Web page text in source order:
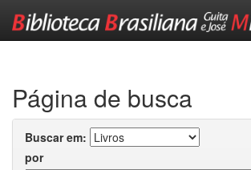
Página de busca
Buscar em:
por